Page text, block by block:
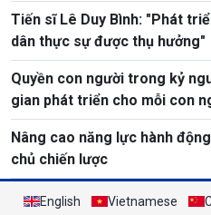
Tiến sĩ Lê Duy Bình: "Phát
dân thực sự được thụ hưởng"
Quyền con người trong kỷ
gian phát triển cho mỗi con
Nâng cao năng lực hành
chủ chiến lược
English Vietnamese